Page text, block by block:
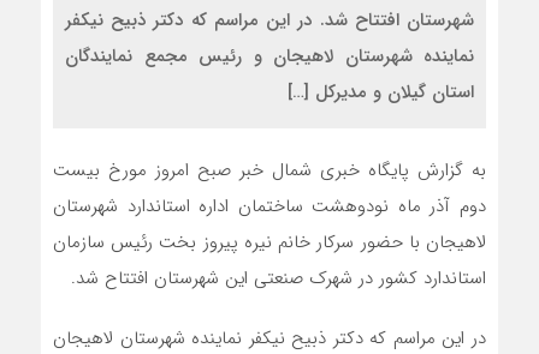
شهرستان افتتاح شد. در این مراسم که دکتر ذبیح نیکفر
نماینده شهرستان لاهیجان و رئیس مجمع نمایندگان
استان گیلان و مدیرکل […]
به گزارش پایگاه خبری شمال خبر صبح امروز مورخ بیست
دوم آذر ماه نودوهشت ساختمان اداره استاندارد شهرستان
لاهیجان با حضور سرکار خانم نیره پیروز بخت رئیس سازمان
استاندارد کشور در شهرک صنعتی این شهرستان افتتاح شد.
در این مراسم که دکتر ذبیح نیکفر نماینده شهرستان لاهیجان